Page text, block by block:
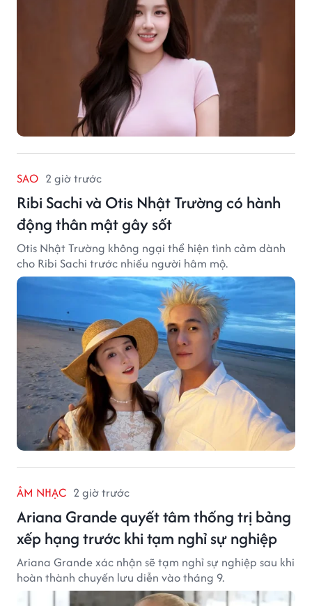
SAO 2 giờ trước
Ribi Sachi và Otis Nhật Trường có hành
động thân mật gây sốt
Otis Nhật Trường không ngại thể hiện tình cảm dành
cho Ribi Sachi trước nhiều người hâm mộ.
ÂM NHẠC 2 giờ trước
Ariana Grande quyết tâm thống trị bảng
xếp hạng trước khi tạm nghỉ sự nghiệp
Ariana Grande xác nhận sẽ tạm nghỉ sự nghiệp sau khi
hoàn thành chuyến lưu diễn vào tháng 9.